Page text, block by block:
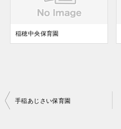
稲穂中央保育園
投
手稲あじさい保育園